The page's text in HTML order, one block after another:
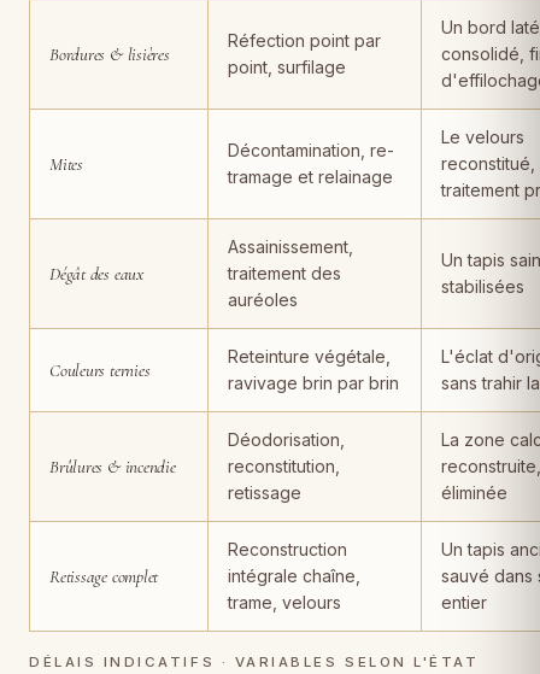
Bordures & lisières
Réfection point par
point, surfilage
Un bord
consolidé,
Mites
Décontamination, re-
tramage et relainage
Le velours
reconstitué,
traitement
Dégât des eaux
Assainissement,
traitement des
auréoles
Un tapis
stabilisées
Couleurs ternies
Reteinture végétale,
ravivage brin par brin
L'éclat
sans trahir
Brûlures & incendie
Déodorisation,
reconstitution,
retissage
La zone
éliminée
Retissage complet
Reconstruction
intégrale chaîne,
trame, velours
Un tapis
sauvé dans
entier
DÉLAIS INDICATIFS · VARIABLES SELON L'ÉTAT